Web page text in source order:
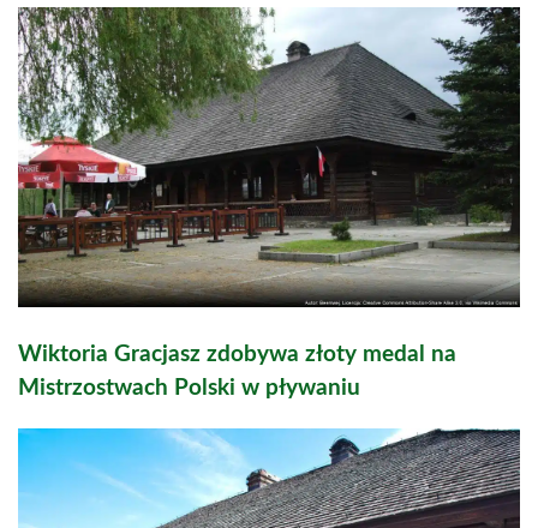
Wiktoria Gracjasz zdobywa złoty medal na
Mistrzostwach Polski w pływaniu